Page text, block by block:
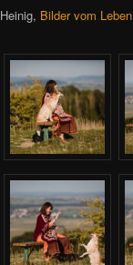
Bilder vom Leben